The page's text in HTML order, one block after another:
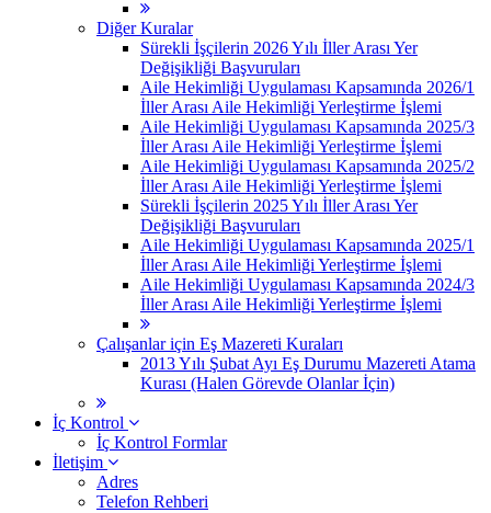
Diğer Kuralar
Sürekli İşçilerin 2026 Yılı İller Arası Yer
Değişikliği Başvuruları
Aile Hekimliği Uygulaması Kapsamında 2026/1
İller Arası Aile Hekimliği Yerleştirme İşlemi
Aile Hekimliği Uygulaması Kapsamında 2025/3
İller Arası Aile Hekimliği Yerleştirme İşlemi
Aile Hekimliği Uygulaması Kapsamında 2025/2
İller Arası Aile Hekimliği Yerleştirme İşlemi
Sürekli İşçilerin 2025 Yılı İller Arası Yer
Değişikliği Başvuruları
Aile Hekimliği Uygulaması Kapsamında 2025/1
İller Arası Aile Hekimliği Yerleştirme İşlemi
Aile Hekimliği Uygulaması Kapsamında 2024/3
İller Arası Aile Hekimliği Yerleştirme İşlemi
Çalışanlar için Eş Mazereti Kuraları
2013 Yılı Şubat Ayı Eş Durumu Mazereti Atama
Kurası (Halen Görevde Olanlar İçin)
İç Kontrol
İç Kontrol Formlar
İletişim
Adres
Telefon Rehberi